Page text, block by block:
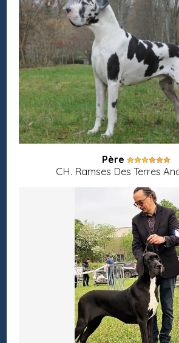
Père
CH. Ramses Des Terres